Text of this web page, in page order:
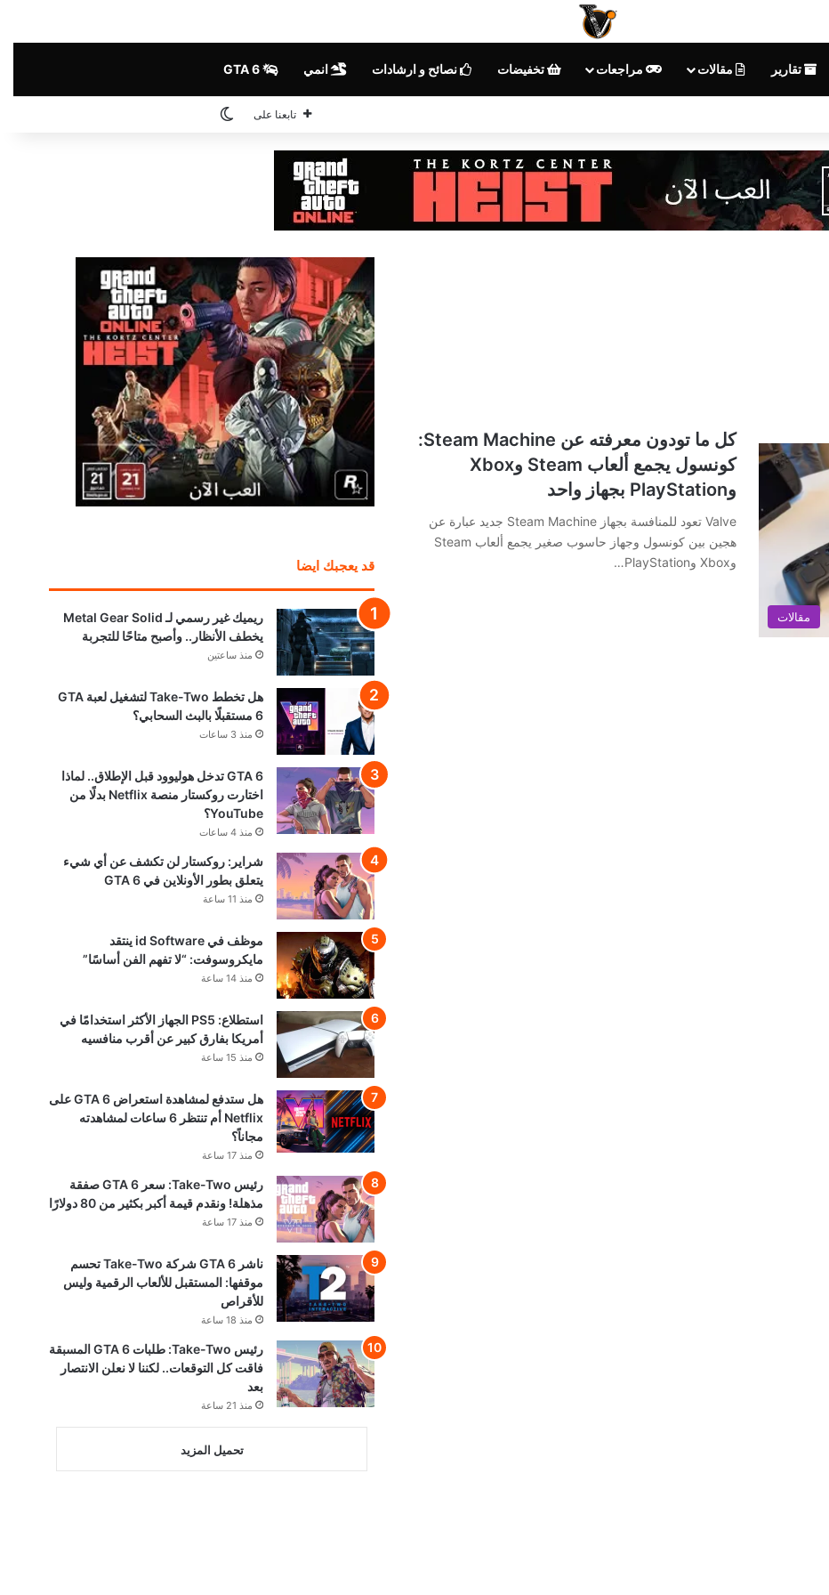
تقارير مقالات مراجعات تخفيضات نصائح و ارشادات انمي
تابعنا على الوضع المظلم
مقالات
كل ما تودون معرفته عن Steam Machine:
كونسول يجمع ألعاب Steam وXbox
وPlayStation بجهاز واحد
Valve تعود للمنافسة بجهاز Steam Machine جديد عبارة عن
هجين بين كونسول وجهاز حاسوب صغير يجمع ألعاب Steam
وXbox وPlayStation…
قد يعجبك ايضا
ريميك غير رسمي لـ Metal Gear Solid
يخطف الأنظار.. وأصبح متاحًا للتجربة
منذ ساعتين
هل تخطط Take-Two لتشغيل لعبة GTA
6 مستقبلًا بالبث السحابي؟
منذ 3 ساعات
GTA 6 تدخل هوليوود قبل الإطلاق.. لماذا
اختارت روكستار منصة Netflix بدلًا من
YouTube؟
منذ 4 ساعات
شراير: روكستار لن تكشف عن أي شيء
يتعلق بطور الأونلاين في GTA 6
منذ 11 ساعة
موظف في id Software ينتقد
مايكروسوفت: “لا تفهم الفن أساسًا”
منذ 14 ساعة
استطلاع: PS5 الجهاز الأكثر استخدامًا في
أمريكا بفارق كبير عن أقرب منافسيه
منذ 15 ساعة
هل ستدفع لمشاهدة استعراض GTA 6 على
Netflix أم تنتظر 6 ساعات لمشاهدته
مجاناً؟
منذ 17 ساعة
رئيس Take-Two: سعر GTA 6 صفقة
مذهلة! ونقدم قيمة أكبر بكثير من 80 دولارًا
منذ 17 ساعة
ناشر GTA 6 شركة Take-Two تحسم
موقفها: المستقبل للألعاب الرقمية وليس
للأقراص
منذ 18 ساعة
رئيس Take-Two: طلبات GTA 6 المسبقة
فاقت كل التوقعات.. لكننا لا نعلن الانتصار
بعد
منذ 21 ساعة
تحميل المزيد